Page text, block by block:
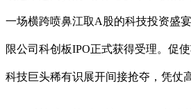
一场横跨喷鼻江取A股的科技投资盛
限公司科创板IPO正式获得受理。促
科技巨头稀有识展开间接抢夺，凭仗